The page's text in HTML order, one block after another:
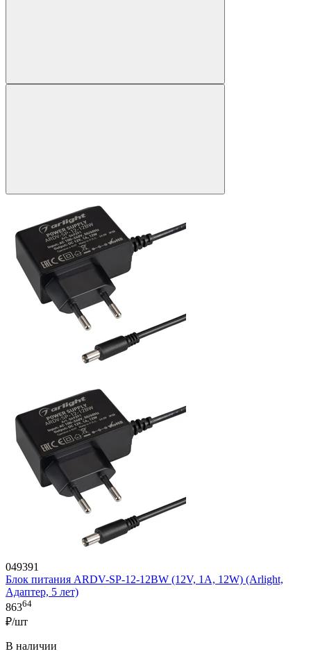
049391
Блок питания ARDV-SP-12-12BW (12V, 1A, 12W) (Arlight,
Адаптер, 5 лет)
86364
₽/шт
В наличии